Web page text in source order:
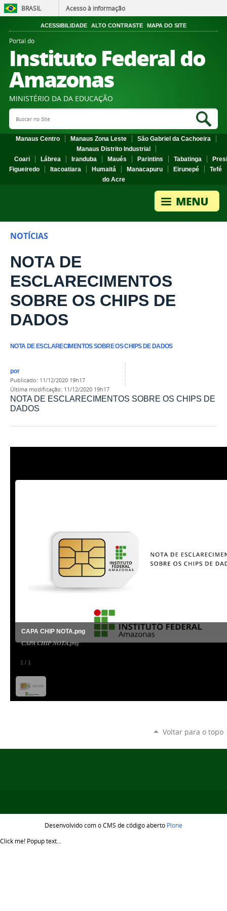
BRASIL Acesso à informação
ACESSIBILIDADE ALTO CONTRASTE MAPA DO SITE
Portal do
Instituto Federal do
Amazonas
MINISTÉRIO DA DA EDUCAÇÃO
Search Site
Manaus Centro Manaus Zona Leste
São Gabriel da Cachoeira
Manaus Distrito Industrial
Coari
Lábrea Iranduba Maués Parintins Tabatinga
Figueiredo
Itacoatiara Humaitá Manacapuru Eirunepé
Tefé
do Acre
NOTÍCIAS
NOTA DE
ESCLARECIMENTOS
SOBRE OS CHIPS DE
DADOS
NOTA DE ESCLARECIMENTOS SOBRE OS CHIPS DE DADOS
por
publicado: 11/12/2020 19h17
última modificação: 11/12/2020 19h17
NOTA DE ESCLARECIMENTOS SOBRE OS CHIPS DE
DADOS
1 / 1
CAPA CHIP NOTA.png
CAPA CHIP NOTA.png
Voltar para o topo
Desenvolvido com o CMS de código aberto Plone
Click me! Popup text...